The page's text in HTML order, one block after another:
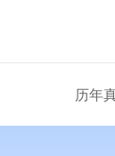
历年